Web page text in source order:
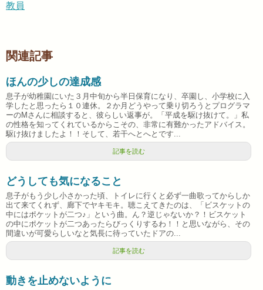
教員
関連記事
ほんの少しの達成感
息子が幼稚園にいた３月中旬から半日保育になり、卒園し、小学校に入
学したと思ったら１０連休。２か月どうやって乗り切ろうとプログラマ
ーのMさんに相談すると、彼らしい返事が。「平成を駆け抜けて。」私
の性格を知ってくれているからこその、非常に有難かったアドバイス。
駆け抜けましたよ！！そして、若干へとへとです...
記事を読む
どうしても気になること
息子がもう少し小さかった頃、トイレに行くと必ず一曲歌ってからしか
出て来てくれず、廊下でヤキモキ。聴こえてきたのは、「ビスケットの
中にはポケットが二つ♪」という曲。ん？逆じゃないか？！ビスケット
の中にポケットが二つあったらびっくりするわ！！と思いながら、その
間違いが可愛らしいなと気長に待っていたドアの...
記事を読む
動きを止めないように